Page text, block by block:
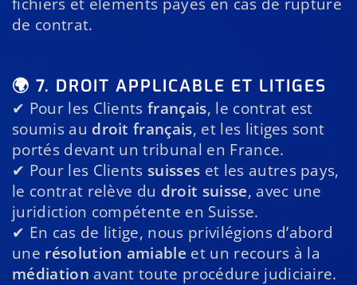
de contrat.
🌍 7. DROIT APPLICABLE ET LITIGES
✔ Pour les Clientsfrançais, le contrat est
soumis au droit français, et les litiges sont
portés devant un tribunal en France.
✔ Pour les Clients suisses et les autres pays,
le contrat relève du droit suisse, avec une
juridiction compétente en Suisse.
✔ En cas de litige, nous privilégions d’abord
une résolution amiable et un recours à la
médiation avant toute procédure judiciaire.